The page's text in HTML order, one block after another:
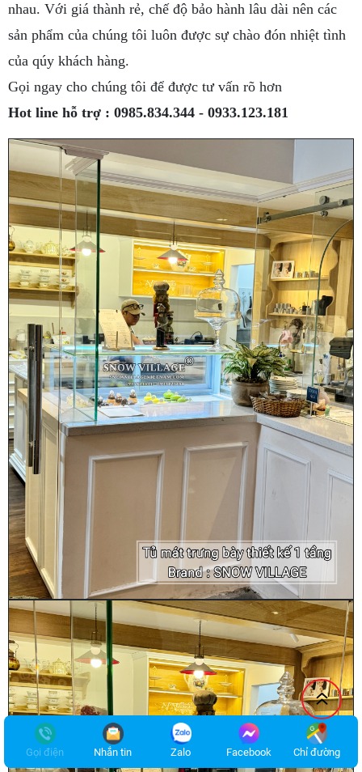
nhau. Với giá thành rẻ, chế độ bảo hành lâu dài nên các
sản phẩm của chúng tôi luôn được sự chào đón nhiệt tình
của qúy khách hàng.
Gọi ngay cho chúng tôi để được tư vấn rõ hơn
Hot line hỗ trợ : 0985.834.344 - 0933.123.181
Gọi điện Nhắn tin Zalo Facebook Chỉ đường